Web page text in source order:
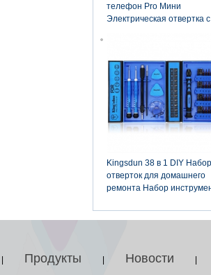
телефон Pro Мини
Электрическая отвертка с
Kingsdun 38 в 1 DIY Набор
отверток для домашнего
ремонта Набор
HTC Ноутбук
Продукты Новости